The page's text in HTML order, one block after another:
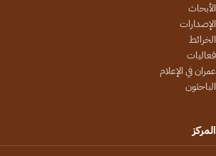
الأبحاث
الإصدارات
الخرائط
فعاليات
عمران في الإعلام
الباحثون
المركز